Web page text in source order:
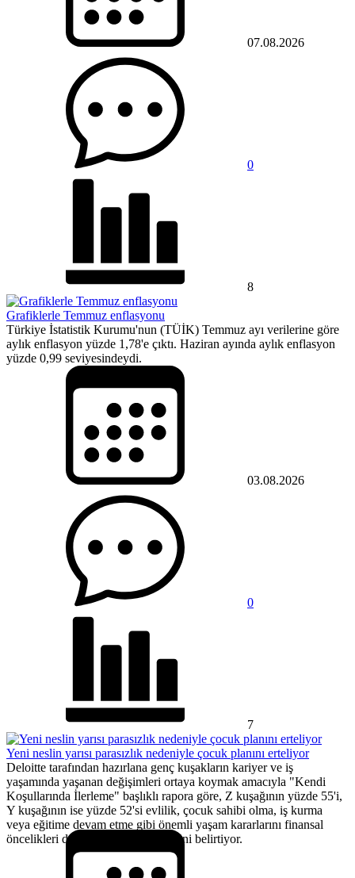
07.08.2026
0
8
Grafiklerle Temmuz enflasyonu
Türkiye İstatistik Kurumu'nun (TÜİK) Temmuz ayı verilerine göre
aylık enflasyon yüzde 1,78'e çıktı. Haziran ayında aylık enflasyon
yüzde 0,99 seviyesindeydi.
03.08.2026
0
7
Yeni neslin yarısı parasızlık nedeniyle çocuk planını erteliyor
Deloitte tarafından hazırlana genç kuşakların kariyer ve iş
yaşamında yaşanan değişimleri ortaya koymak amacıyla "Kendi
Koşullarında İlerleme" başlıklı rapora göre, Z kuşağının yüzde 55'i,
Y kuşağının ise yüzde 52'si evlilik, çocuk sahibi olma, iş kurma
veya eğitime devam etme gibi önemli yaşam kararlarını finansal
öncelikleri doğrultusunda ertelediğini belirtiyor.